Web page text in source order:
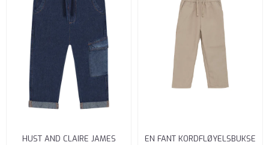
HUST AND CLAIRE JAMES
EN FANT KORDFLØYELSBUKSE